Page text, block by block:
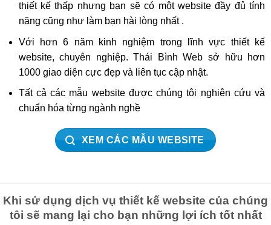
thiết kế thấp nhưng bạn sẽ có một website đầy đủ tính
năng cũng như làm bạn hài lòng nhất .
Với hơn 6 năm kinh nghiệm trong lĩnh vực thiết kế
website, chuyên nghiệp. Thái Bình Web sở hữu hơn
1000 giao diện cực đẹp và liên tục cập nhật.
Tất cả các mẫu website được chúng tôi nghiên cứu và
chuẩn hóa từng ngành nghề
XEM CÁC MẪU WEBSITE
Khi sử dụng dịch vụ thiết kế website của chúng
tôi sẽ mang lại cho bạn những lợi ích tốt nhất